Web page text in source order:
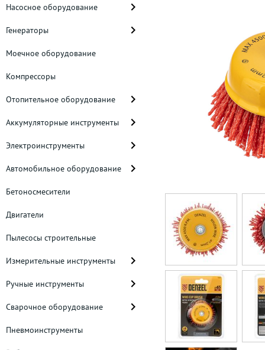
Насосное оборудование
Генераторы
Моечное оборудование
Компрессоры
Отопительное оборудование
Аккумуляторные инструменты
Электроинструменты
Автомобильное оборудование
Бетоносмесители
Двигатели
Пылесосы строительные
Измерительные инструменты
Ручные инструменты
Сварочное оборудование
Пневмоинструменты